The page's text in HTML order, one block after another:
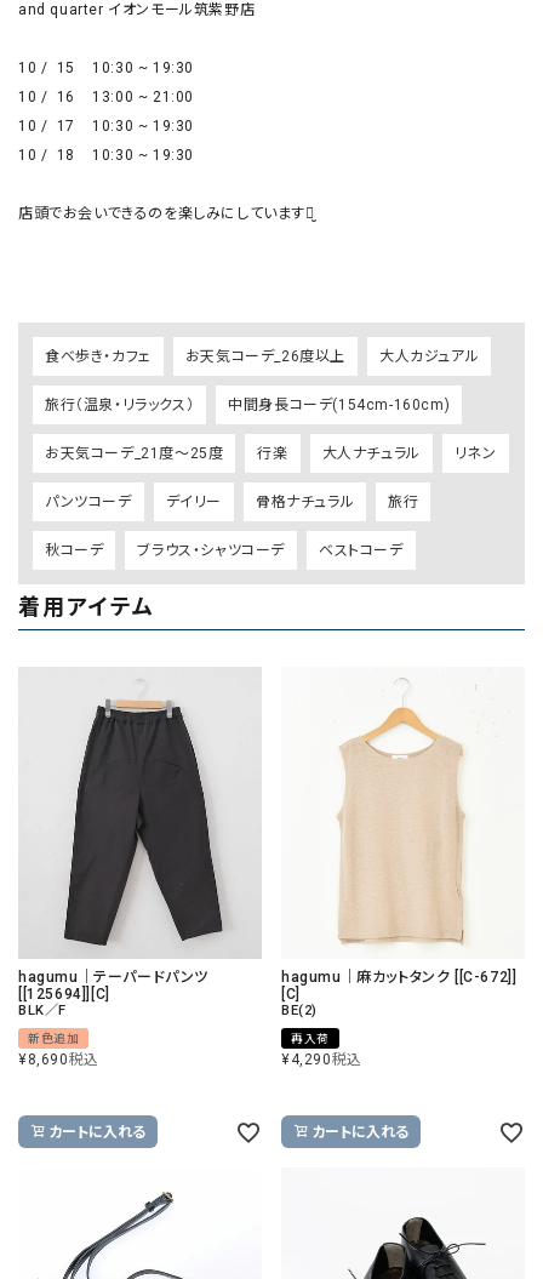
and quarter イオンモール筑紫野店
10 /  15    10:30 ~ 19:30
10 /  16    13:00 ~ 21:00
10 /  17    10:30 ~ 19:30
10 /  18    10:30 ~ 19:30
店頭でお会いできるのを楽しみにしていますꪔ̤̮
食べ歩き・カフェ お天気コーデ_26度以上 大人カジュアル
旅行（温泉・リラックス） 中間身長コーデ(154cm-160cm)
お天気コーデ_21度～25度 行楽 大人ナチュラル リネン
パンツコーデ デイリー 骨格ナチュラル 旅行
秋コーデ ブラウス・シャツコーデ ベストコーデ
着用アイテム
hagumu｜テーパードパンツ
[[125694]][C]
BLK／F
新色追加
¥8,690税込
カートに入れる
hagumu｜麻カットタンク [[C-672]]
[C]
BE(2)
再入荷
¥4,290税込
カートに入れる